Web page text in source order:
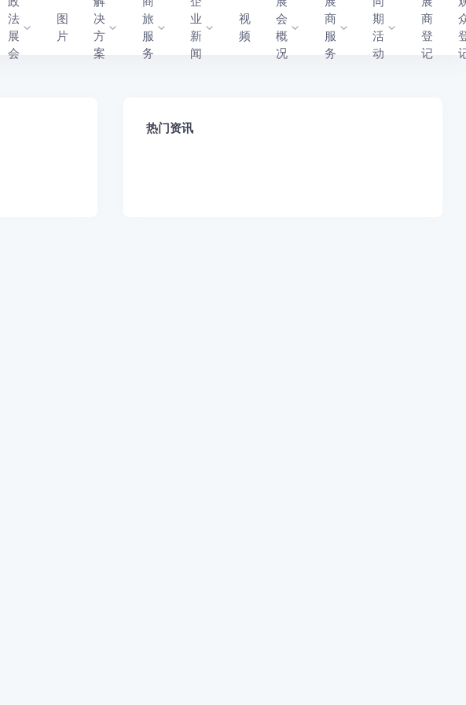
法
展
会
图
片
决
方
案
旅
服
务
业
新
闻
视
频
会
概
况
商
服
务
期
活
动
商
登
记
热门资讯